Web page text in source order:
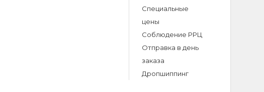
Специальные
цены
Соблюдение РРЦ
Отправка в день
заказа
Дропшиппинг